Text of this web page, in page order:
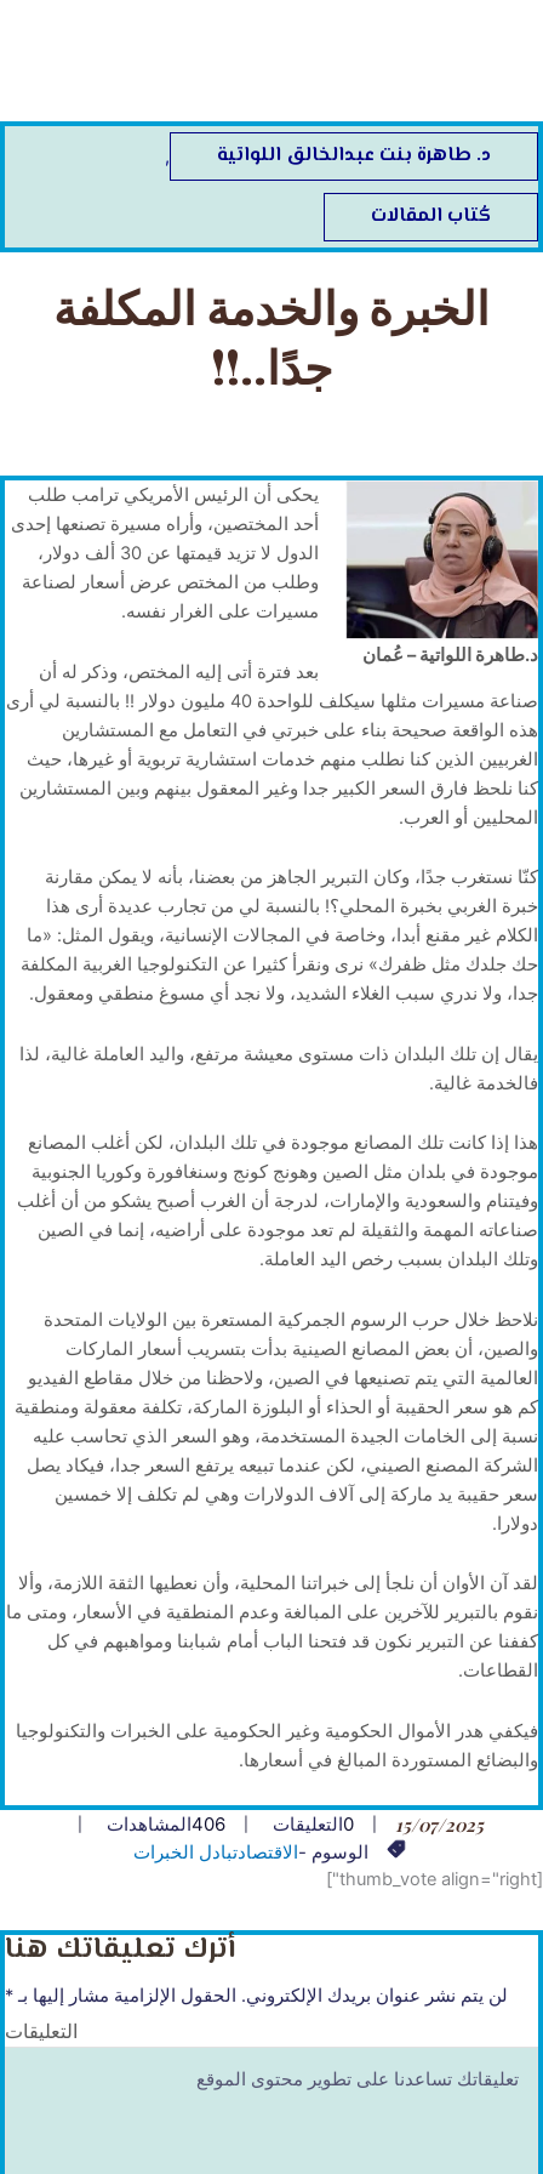
د. طاهرة بنت عبدالخالق اللواتية ,
كُتاب المقالات
الخبرة والخدمة المكلفة
جدًا..!!
د.طاهرة اللواتية – عُمان
يحكى أن الرئيس الأمريكي ترامب طلب
أحد المختصين، وأراه مسيرة تصنعها إحدى
الدول لا تزيد قيمتها عن 30 ألف دولار،
وطلب من المختص عرض أسعار لصناعة
مسيرات على الغرار نفسه.
بعد فترة أتى إليه المختص، وذكر له أن
صناعة مسيرات مثلها سيكلف للواحدة 40 مليون دولار !! بالنسبة لي أرى
هذه الواقعة صحيحة بناء على خبرتي في التعامل مع المستشارين
الغربيين الذين كنا نطلب منهم خدمات استشارية تربوية أو غيرها، حيث
كنا نلحظ فارق السعر الكبير جدا وغير المعقول بينهم وبين المستشارين
المحليين أو العرب.
كنّا نستغرب جدًا، وكان التبرير الجاهز من بعضنا، بأنه لا يمكن مقارنة
خبرة الغربي بخبرة المحلي؟! بالنسبة لي من تجارب عديدة أرى هذا
الكلام غير مقنع أبدا، وخاصة في المجالات الإنسانية، ويقول المثل: «ما
حك جلدك مثل ظفرك» نرى ونقرأ كثيرا عن التكنولوجيا الغربية المكلفة
جدا، ولا ندري سبب الغلاء الشديد، ولا نجد أي مسوغ منطقي ومعقول.
يقال إن تلك البلدان ذات مستوى معيشة مرتفع، واليد العاملة غالية، لذا
فالخدمة غالية.
هذا إذا كانت تلك المصانع موجودة في تلك البلدان، لكن أغلب المصانع
موجودة في بلدان مثل الصين وهونج كونج وسنغافورة وكوريا الجنوبية
وفيتنام والسعودية والإمارات، لدرجة أن الغرب أصبح يشكو من أن أغلب
صناعاته المهمة والثقيلة لم تعد موجودة على أراضيه، إنما في الصين
وتلك البلدان بسبب رخص اليد العاملة.
نلاحظ خلال حرب الرسوم الجمركية المستعرة بين الولايات المتحدة
والصين، أن بعض المصانع الصينية بدأت بتسريب أسعار الماركات
العالمية التي يتم تصنيعها في الصين، ولاحظنا من خلال مقاطع الفيديو
كم هو سعر الحقيبة أو الحذاء أو البلوزة الماركة، تكلفة معقولة ومنطقية
نسبة إلى الخامات الجيدة المستخدمة، وهو السعر الذي تحاسب عليه
الشركة المصنع الصيني، لكن عندما تبيعه يرتفع السعر جدا، فيكاد يصل
سعر حقيبة يد ماركة إلى آلاف الدولارات وهي لم تكلف إلا خمسين
دولارا.
لقد آن الأوان أن نلجأ إلى خبراتنا المحلية، وأن نعطيها الثقة اللازمة، وألا
نقوم بالتبرير للآخرين على المبالغة وعدم المنطقية في الأسعار، ومتى ما
كففنا عن التبرير نكون قد فتحنا الباب أمام شبابنا ومواهبهم في كل
القطاعات.
فيكفي هدر الأموال الحكومية وغير الحكومية على الخبرات والتكنولوجيا
والبضائع المستوردة المبالغ في أسعارها.
15/07/2025
0التعليقات 406المشاهدات
الوسوم -الاقتصادتبادل الخبرات
[thumb_vote align="right"]
أترك تعليقاتك هنا
لن يتم نشر عنوان بريدك الإلكتروني. الحقول الإلزامية مشار إليها بـ*
التعليقات